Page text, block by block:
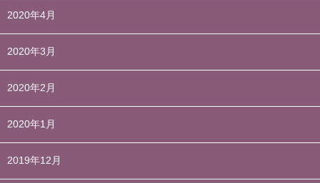
2020年4月
2020年3月
2020年2月
2020年1月
2019年12月